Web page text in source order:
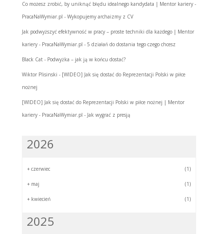
Co możesz zrobić, by uniknąć błędu idealnego kandydata | Mentor kariery -
PracaNaWymiar.pl - Wykopujemy archaizmy z CV
Jak podwyższyć efektywność w pracy – proste techniki dla każdego | Mentor
kariery - PracaNaWymiar.pl - 5 działań do dostania tego czego chcesz
Black Cat- Podwyżka – jak ją w końcu dostać?
Wiktor Plisinski - [WIDEO] Jak się dostać do Reprezentacji Polski w piłce
nożnej
[WIDEO] Jak się dostać do Reprezentacji Polski w piłce nożnej | Mentor
kariery - PracaNaWymiar.pl - Jak wygrać z presją
2026
+ czerwiec (1)
+ maj (1)
+ kwiecień (1)
2025